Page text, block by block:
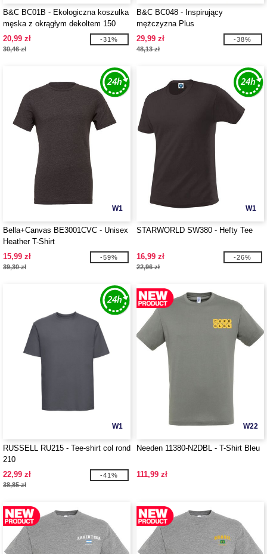
B&C BC01B - Ekologiczna koszulka
męska z okrągłym dekoltem 150
20,99 zł
30,46 zł
-31%
B&C BC048 - Inspirujący
mężczyzna Plus
29,99 zł
48,13 zł
-38%
W1
Bella+Canvas BE3001CVC - Unisex
Heather T-Shirt
15,99 zł
39,30 zł
-59%
W1
STARWORLD SW380 - Hefty Tee
16,99 zł
22,96 zł
-26%
W1
RUSSELL RU215 - Tee-shirt col rond
210
22,99 zł
38,85 zł
-41%
W22
Needen 11380-N2DBL - T-Shirt Bleu
111,99 zł